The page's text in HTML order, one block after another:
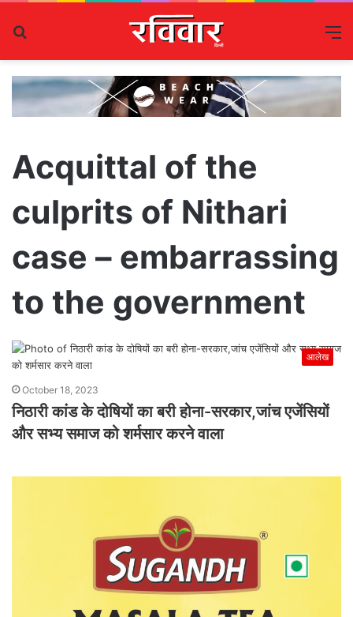
Acquittal of the
culprits of Nithari
case – embarrassing
to the government
आलेख
October 18, 2023
निठारी कांड के दोषियों का बरी होना-सरकार,जांच एजेंसियों
और सभ्य समाज को शर्मसार करने वाला